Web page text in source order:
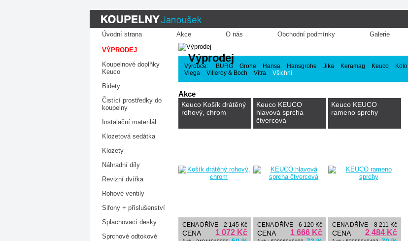
Úvodní strana Akce O nás Obchodní podmínky Galerie
VÝPRODEJ
Koupelnové doplňky
Keuco
Bidety
Čistící prostředky do
koupelny
Instalační materilál
Klozetová sedátka
Klozety
Náhradní díly
Revizní dvířka
Rohové ventily
Sifony + příslušenství
Splachovací desky
Sprchové odtokové
Výprodej
Výrobce: BURG Grohe Hansa Hansgrohe Jika Keramag Keuco Kolo
Viega
Villeroy & Boch Vitra Všichni
Akce
Keuco Košík drátěný
rohový, chrom
CENA DŘÍVE 2 145 Kč
CENA 1 072 Kč
Keuco KEUCO
hlavová sprcha
čtvercová
CENA DŘÍVE 6 120 Kč
CENA 1 666 Kč
Keuco KEUCO
rameno sprchy
CENA DŘÍVE 8 211 Kč
CENA 2 484 Kč